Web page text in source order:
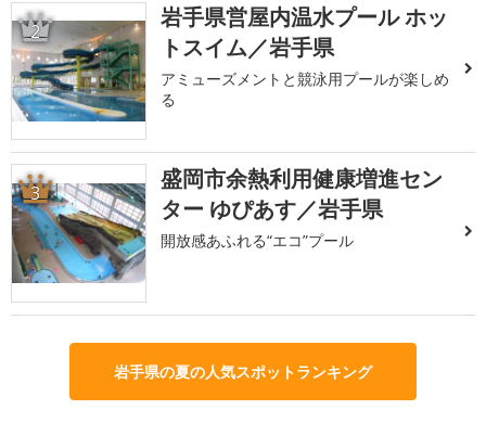
2
岩手県営屋内温水プール ホッ
トスイム／岩手県
アミューズメントと競泳用プールが楽しめ
る
3
盛岡市余熱利用健康増進セン
ター ゆぴあす／岩手県
開放感あふれる“エコ”プール
岩手県の夏の人気スポットランキング